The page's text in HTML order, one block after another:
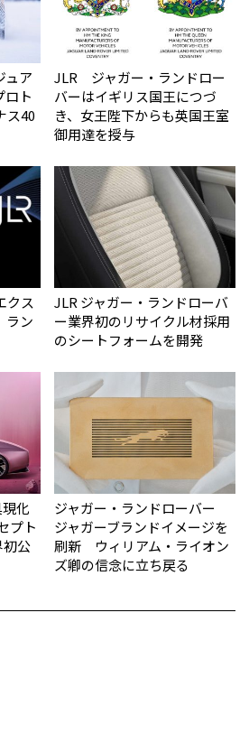
ュア
ロト
ス40
JLR ジャガー・ランドロー
バーはイギリス国王につづ
き、女王陛下からも英国王室
御用達を授与
クス
ラン
JLR ジャガー・ランドローバ
ー業界初のリサイクル材採用
のシートフォームを開発
化
プト
初公
ジャガー・ランドローバー
ジャガーブランドイメージを
刷新 ウィリアム・ライオン
ズ卿の信念に立ち戻る